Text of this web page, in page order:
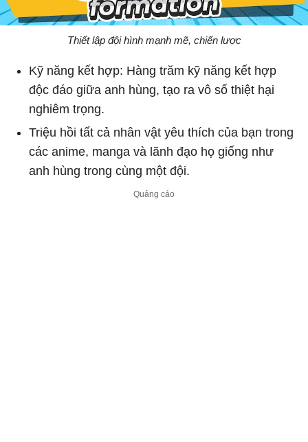
Thiết lập đội hình mạnh mẽ, chiến lược
Kỹ năng kết hợp: Hàng trăm kỹ năng kết hợp
độc đáo giữa anh hùng, tạo ra vô số thiệt hại
nghiêm trọng.
Triệu hồi tất cả nhân vật yêu thích của bạn trong
các anime, manga và lãnh đạo họ giống như
anh hùng trong cùng một đội.